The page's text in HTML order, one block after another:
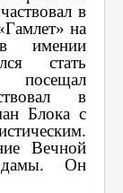
в
на
имении
стать
посещал
в
Блока с
Вечной
дамы. Он